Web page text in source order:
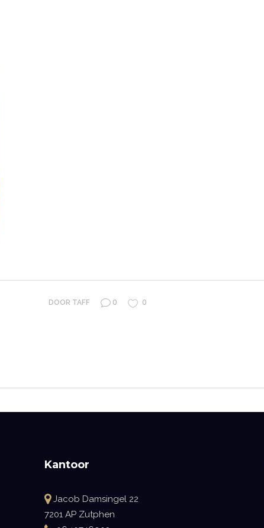
DOOR TAFF 0 0
Kantoor
Jacob Damsingel 22
7201 AP Zutphen